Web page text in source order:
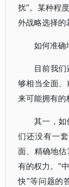
扰"。某种程
外战略选择的
如何准确
目前我
够相当全面
来可能拥有的
其一，
们还没有一
面、精确地
有的权力。"
快"等问题的